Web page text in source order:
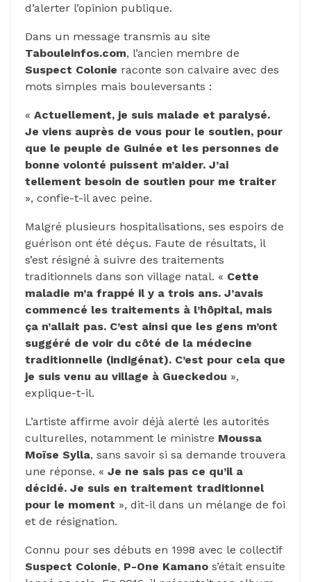
d’alerter l’opinion publique.
Dans un message transmis au site
Tabouleinfos.com, l’ancien membre de
Suspect Colonie raconte son calvaire avec des
mots simples mais bouleversants :
« Actuellement, je suis malade et paralysé.
Je viens auprès de vous pour le soutien, pour
que le peuple de Guinée et les personnes de
bonne volonté puissent m’aider. J’ai
tellement besoin de soutien pour me traiter
», confie-t-il avec peine.
Malgré plusieurs hospitalisations, ses espoirs de
guérison ont été déçus. Faute de résultats, il
s’est résigné à suivre des traitements
traditionnels dans son village natal. « Cette
maladie m’a frappé il y a trois ans. J’avais
commencé les traitements à l’hôpital, mais
ça n’allait pas. C’est ainsi que les gens m’ont
suggéré de voir du côté de la médecine
traditionnelle (indigénat). C’est pour cela que
je suis venu au village à Gueckedou »,
explique-t-il.
L’artiste affirme avoir déjà alerté les autorités
culturelles, notamment le ministre Moussa
Moïse Sylla, sans savoir si sa demande trouvera
une réponse. « Je ne sais pas ce qu’il a
décidé. Je suis en traitement traditionnel
pour le moment », dit-il dans un mélange de foi
et de résignation.
Connu pour ses débuts en 1998 avec le collectif
Suspect Colonie, P-One Kamano s’était ensuite